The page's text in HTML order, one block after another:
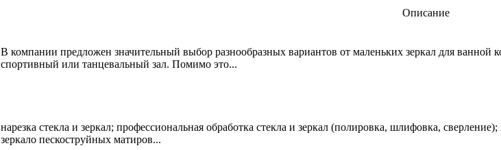
Описание
В компании предложен значительный выбор разнообразных вариантов от маленьких зеркал для
спортивный или танцевальный зал. Помимо это...
нарезка стекла и зеркал; профессиональная обработка стекла и зеркал (полировка, шлифовка,
зеркало пескоструйных матиров...